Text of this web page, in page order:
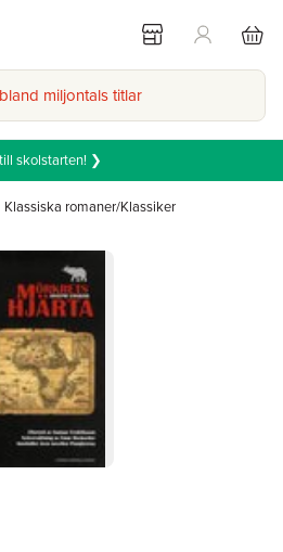
miljontals titlar
skolstarten! ❯
Klassiska romaner/Klassiker